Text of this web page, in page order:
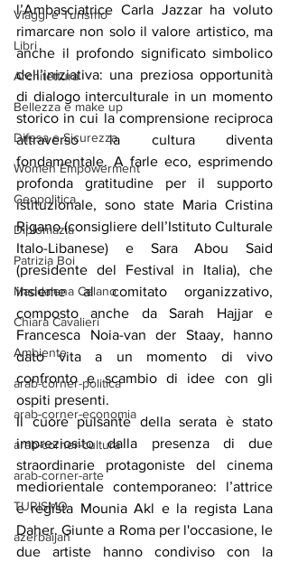
Viaggi e Turismo
Libri
Architettura
Bellezza e make up
Difesa e Sicurezza
Women Empowerment
Geopolitica
Diplomazia
Patrizia Boi
Maddalena Celano
Chiara Cavalieri
Ambiente
arab-corner-politica
arab-corner-economia
arab-corner-cultura
arab-corner-arte
TURISMO
azerbaijan
l’Ambasciatrice Carla Jazzar ha voluto
rimarcare non solo il valore artistico, ma
anche il profondo significato simbolico
dell’iniziativa: una preziosa opportunità
di dialogo interculturale in un momento
storico in cui la comprensione reciproca
attraverso la cultura diventa
fondamentale. A farle eco, esprimendo
profonda gratitudine per il supporto
istituzionale, sono state Maria Cristina
Rigano (consigliere dell’Istituto Culturale
Italo-Libanese) e Sara Abou Said
(presidente del Festival in Italia), che
insieme al comitato organizzativo,
composto anche da Sarah Hajjar e
Francesca Noia-van der Staay, hanno
dato vita a un momento di vivo
confronto e scambio di idee con gli
ospiti presenti.
Il cuore pulsante della serata è stato
impreziosito dalla presenza di due
straordinarie protagoniste del cinema
mediorientale contemporaneo: l’attrice
e regista Mounia Akl e la regista Lana
Daher. Giunte a Roma per l'occasione, le
due artiste hanno condiviso con la